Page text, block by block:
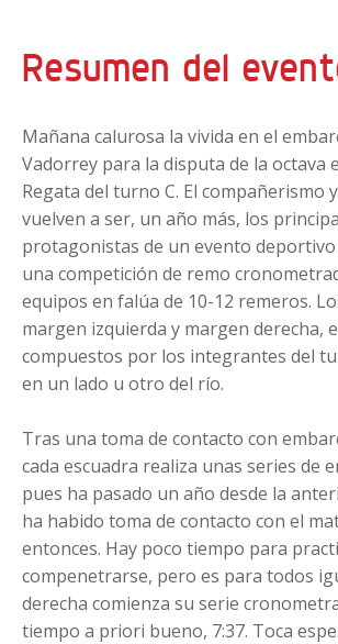
Resumen del
Mañana calurosa la vivida en el
Vadorrey para la disputa de la octava
Regata del turno C. El compañerismo
vuelven a ser, un año más, los
protagonistas de un evento
una competición de remo
equipos en falúa de 10-12 remeros.
margen izquierda y margen derecha,
compuestos por los integrantes del
en un lado u otro del río.
Tras una toma de contacto con
cada escuadra realiza unas series de
pues ha pasado un año desde la
ha habido toma de contacto con el
entonces. Hay poco tiempo para
compenetrarse, pero es para todos
derecha comienza su serie
tiempo a priori bueno, 7:37. Toca